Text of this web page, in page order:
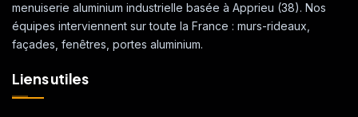
menuiserie aluminium industrielle basée à Apprieu (38). Nos
équipes interviennent sur toute la France : murs-rideaux,
façades, fenêtres, portes aluminium.
Liens utiles